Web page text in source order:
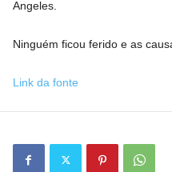
Angeles.
Ninguém ficou ferido e as
Link da fonte